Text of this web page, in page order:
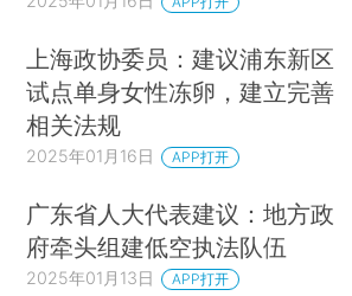
上海政协委员：建议浦东新区
试点单身女性冻卵，建立完善
相关法规
2025年01月16日 APP打开
广东省人大代表建议：地方政
府牵头组建低空执法队伍
2025年01月13日 APP打开